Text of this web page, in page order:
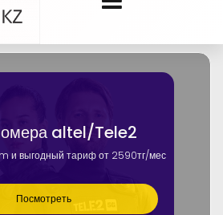
altel/Tele2
и выгодный тариф от 2590тг/мес
Посмотреть